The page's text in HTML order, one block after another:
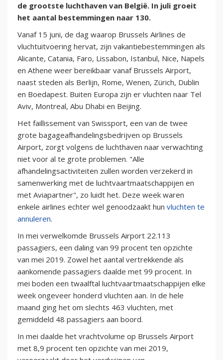
de grootste luchthaven van België. In juli groeit
het aantal bestemmingen naar 130.
Vanaf 15 juni, de dag waarop Brussels Airlines de
vluchtuitvoering hervat, zijn vakantiebestemmingen als
Alicante, Catania, Faro, Lissabon, Istanbul, Nice, Napels
en Athene weer bereikbaar vanaf Brussels Airport,
naast steden als Berlijn, Rome, Wenen, Zürich, Dublin
en Boedapest. Buiten Europa zijn er vluchten naar Tel
Aviv, Montreal, Abu Dhabi en Beijing.
Het faillissement van Swissport, een van de twee
grote bagageafhandelingsbedrijven op Brussels
Airport, zorgt volgens de luchthaven naar verwachting
niet voor al te grote problemen. "Alle
afhandelingsactiviteiten zullen worden verzekerd in
samenwerking met de luchtvaartmaatschappijen en
met Aviapartner", zo luidt het. Deze week waren
enkele airlines echter wel genoodzaakt hun vluchten te
annuleren.
In mei verwelkomde Brussels Airport 22.113
passagiers, een daling van 99 procent ten opzichte
van mei 2019. Zowel het aantal vertrekkende als
aankomende passagiers daalde met 99 procent. In
mei boden een twaalftal luchtvaartmaatschappijen elke
week ongeveer honderd vluchten aan. In de hele
maand ging het om slechts 463 vluchten, met
gemiddeld 48 passagiers aan boord.
In mei daalde het vrachtvolume op Brussels Airport
met 8,9 procent ten opzichte van mei 2019,